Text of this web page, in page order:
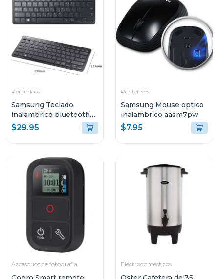
Periféricos
Samsung Teclado
inalambrico bluetooth
aask7pw
$29.95
Periféricos
Samsung Mouse optico
inalambrico aasm7pw
$7.95
Accesorios de fotografía Electrodomésticos